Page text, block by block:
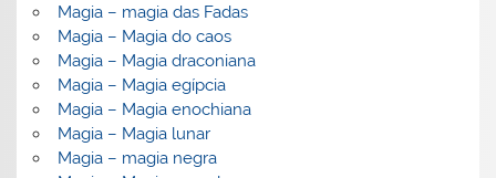
Magia – magia das Fadas
Magia – Magia do caos
Magia – Magia draconiana
Magia – Magia egípcia
Magia – Magia enochiana
Magia – Magia lunar
Magia – magia negra